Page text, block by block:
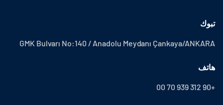
تبوك
GMK Bulvarı No:140 / Anadolu Meydanı Çankaya/ANKARA
هاتف
+90 312 939 70 00